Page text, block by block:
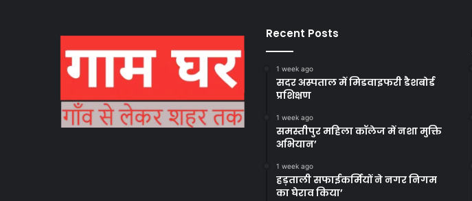
Recent Posts
1 week ago
सदर अस्पताल में मिडवाइफरी डैशबोर्ड
प्रशिक्षण
1 week ago
समस्तीपुर महिला कॉलेज में नशा मुक्ति
अभियान’
1 week ago
हड़ताली सफाईकर्मियों ने नगर निगम
का घेराव किया’